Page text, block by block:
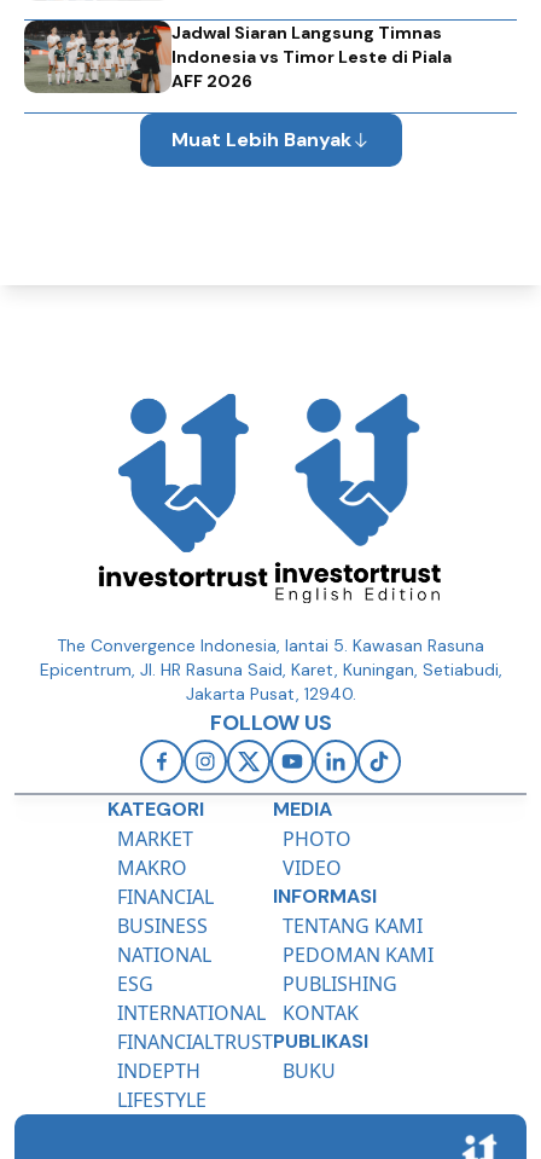
Jadwal Siaran Langsung Timnas
Indonesia vs Timor Leste di Piala
AFF 2026
Muat Lebih Banyak
The Convergence Indonesia, lantai 5. Kawasan Rasuna
Epicentrum, Jl. HR Rasuna Said, Karet, Kuningan, Setiabudi,
Jakarta Pusat, 12940.
FOLLOW US
KATEGORI
MARKET
MAKRO
FINANCIAL
BUSINESS
NATIONAL
ESG
INTERNATIONAL
FINANCIALTRUST
INDEPTH
LIFESTYLE
MEDIA
PHOTO
VIDEO
INFORMASI
TENTANG KAMI
PEDOMAN KAMI
PUBLISHING
KONTAK
PUBLIKASI
BUKU